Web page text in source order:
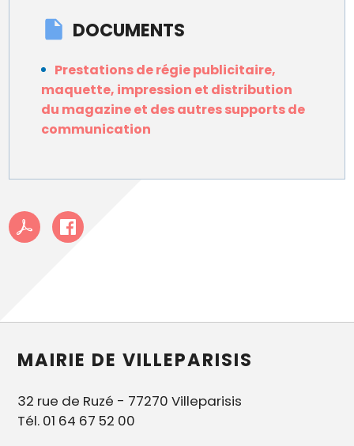
DOCUMENTS
Prestations de régie publicitaire,
maquette, impression et distribution
du magazine et des autres supports de
communication
MAIRIE DE VILLEPARISIS
32 rue de Ruzé - 77270 Villeparisis
Tél. 01 64 67 52 00